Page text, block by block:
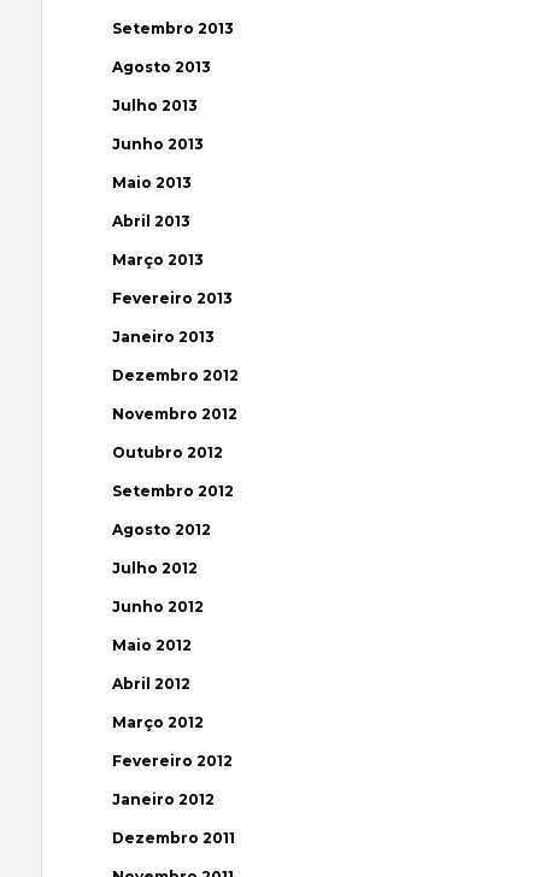
Setembro 2013
Agosto 2013
Julho 2013
Junho 2013
Maio 2013
Abril 2013
Março 2013
Fevereiro 2013
Janeiro 2013
Dezembro 2012
Novembro 2012
Outubro 2012
Setembro 2012
Agosto 2012
Julho 2012
Junho 2012
Maio 2012
Abril 2012
Março 2012
Fevereiro 2012
Janeiro 2012
Dezembro 2011